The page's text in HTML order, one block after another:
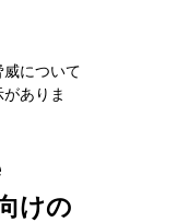
について
ありま
けの